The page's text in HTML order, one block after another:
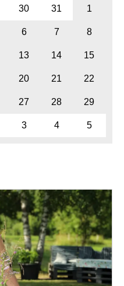
30 31 1
6 7 8
13 14 15
20 21 22
27 28 29
3 4 5